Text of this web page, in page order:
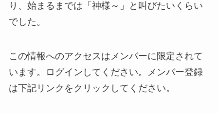
り、始まるまでは「神様～」と叫びたいくらい
でした。
この情報へのアクセスはメンバーに限定されて
います。ログインしてください。メンバー登録
は下記リンクをクリックしてください。